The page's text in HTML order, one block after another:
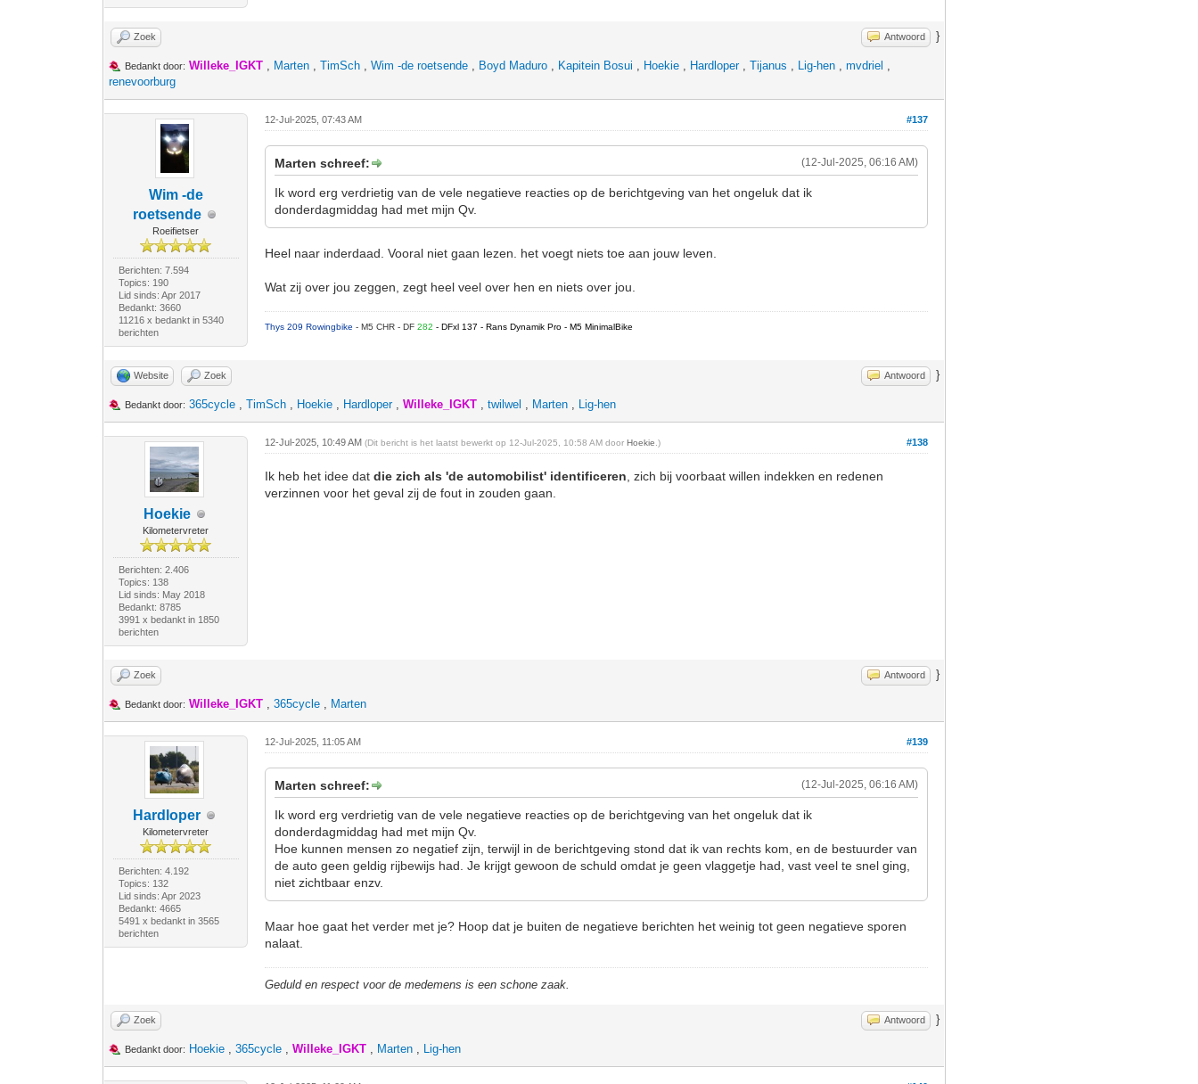
Zoek Antwoord }
Bedankt door: Willeke_IGKT , Marten ,TimSch ,Wim -de roetsende , Boyd Maduro , Kapitein Bosui , Hoekie , Hardloper,Tijanus , Lig-hen ,mvdriel ,
renevoorburg
Wim -de
roetsende
Roeifietser
Berichten: 7.594
Topics: 190
Lid sinds: Apr 2017
Bedankt: 3660
11216 x bedankt in 5340
berichten
#137
12-Jul-2025, 07:43 AM
(12-Jul-2025, 06:16 AM)
Marten schreef:
Ik word erg verdrietig van de vele negatieve reacties op de berichtgeving van het ongeluk dat ik
donderdagmiddag had met mijn Qv.
Heel naar inderdaad. Vooral niet gaan lezen. het voegt niets toe aan jouw leven.
Wat zij over jou zeggen, zegt heel veel over hen en niets over jou.
Thys 209 Rowingbike- M5 CHR - DF282- DFxl 137 - Rans Dynamik Pro - M5 MinimalBike
Website Zoek Antwoord }
Bedankt door: 365cycle ,TimSch , Hoekie , Hardloper,Willeke_IGKT ,twilwel , Marten , Lig-hen
Hoekie
Kilometervreter
Berichten: 2.406
Topics: 138
Lid sinds: May 2018
Bedankt: 8785
3991 x bedankt in 1850
berichten
#138
12-Jul-2025, 10:49 AM(Dit bericht is het laatst bewerkt op 12-Jul-2025, 10:58 AM doorHoekie .)
Ik heb het idee datdie zich als 'de automobilist' identificeren , zich bij voorbaat willen indekken en redenen
verzinnen voor het geval zij de fout in zouden gaan.
Zoek Antwoord }
Bedankt door: Willeke_IGKT ,365cycle , Marten
Hardloper
Kilometervreter
Berichten: 4.192
Topics: 132
Lid sinds: Apr 2023
Bedankt: 4665
5491 x bedankt in 3565
berichten
#139
12-Jul-2025, 11:05 AM
(12-Jul-2025, 06:16 AM)
Marten schreef:
Ik word erg verdrietig van de vele negatieve reacties op de berichtgeving van het ongeluk dat ik
donderdagmiddag had met mijn Qv.
Hoe kunnen mensen zo negatief zijn, terwijl in de berichtgeving stond dat ik van rechts kom, en de bestuurder van
de auto geen geldig rijbewijs had. Je krijgt gewoon de schuld omdat je geen vlaggetje had, vast veel te snel ging,
niet zichtbaar enzv.
Maar hoe gaat het verder met je? Hoop dat je buiten de negatieve berichten het weinig tot geen negatieve sporen
nalaat.
Geduld en respect voor de medemens is een schone zaak.
Zoek Antwoord }
Bedankt door: Hoekie ,365cycle ,Willeke_IGKT , Marten , Lig-hen